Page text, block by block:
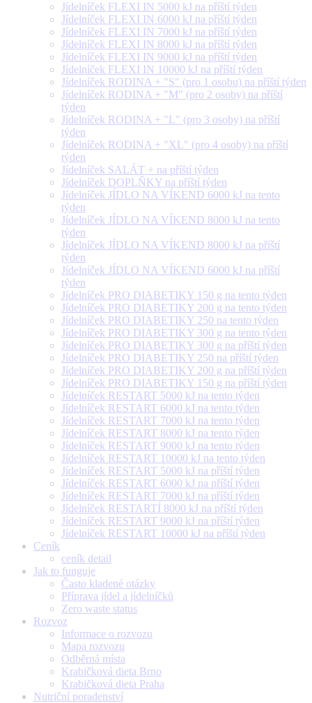
Jídelníček FLEXI IN 5000 kJ na příští týden
Jídelníček FLEXI IN 6000 kJ na příští týden
Jídelníček FLEXI IN 7000 kJ na příští týden
Jídelníček FLEXI IN 8000 kJ na příští týden
Jídelníček FLEXI IN 9000 kJ na příští týden
Jídelníček FLEXI IN 10000 kJ na příští týden
Jídelníček RODINA + "S" (pro 1 osobu) na příští týden
Jídelníček RODINA + "M" (pro 2 osoby) na příští
týden
Jídelníček RODINA + "L" (pro 3 osoby) na příští
týden
Jídelníček RODINA + "XL" (pro 4 osoby) na příští
týden
Jídelníček SALÁT + na příští týden
Jídelníček DOPLŇKY na příští týden
Jídelníček JÍDLO NA VÍKEND 6000 kJ na tento
týden
Jídelníček JÍDLO NA VÍKEND 8000 kJ na tento
týden
Jídelníček JÍDLO NA VÍKEND 8000 kJ na příští
týden
Jídelníček JÍDLO NA VÍKEND 6000 kJ na příští
týden
Jídelníček PRO DIABETIKY 150 g na tento týden
Jídelníček PRO DIABETIKY 200 g na tento týden
Jídelníček PRO DIABETIKY 250 na tento týden
Jídelníček PRO DIABETIKY 300 g na tento týden
Jídelníček PRO DIABETIKY 300 g na příští týden
Jídelníček PRO DIABETIKY 250 na příští týden
Jídelníček PRO DIABETIKY 200 g na příští týden
Jídelníček PRO DIABETIKY 150 g na příští týden
Jídelníček RESTART 5000 kJ na tento týden
Jídelníček RESTART 6000 kJ na tento týden
Jídelníček RESTART 7000 kJ na tento týden
Jídelníček RESTART 8000 kJ na tento týden
Jídelníček RESTART 9000 kJ na tento týden
Jídelníček RESTART 10000 kJ na tento týden
Jídelníček RESTART 5000 kJ na příští týden
Jídelníček RESTART 6000 kJ na příští týden
Jídelníček RESTART 7000 kJ na příští týden
Jídelníček RESTARTÍ 8000 kJ na příští týden
Jídelníček RESTART 9000 kJ na příští týden
Jídelníček RESTART 10000 kJ na příští týden
Ceník
ceník detail
Jak to funguje
Často kladené otázky
Příprava jídel a jídelníčků
Zero waste status
Rozvoz
Informace o rozvozu
Mapa rozvozu
Odběrná místa
Krabičková dieta Brno
Krabičková dieta Praha
Nutriční poradenství